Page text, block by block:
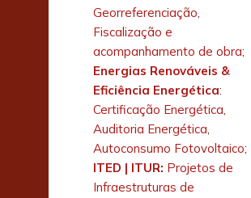
Georreferenciação,
Fiscalização e
acompanhamento de obra;
Energias Renováveis &
Eficiência Energética:
Certificação Energética,
Auditoria Energética,
Autoconsumo Fotovoltaico;
ITED | ITUR: Projetos de
Infraestruturas de